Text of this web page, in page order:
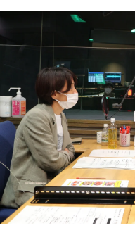
トピックス
TBS Podcast
お知らせ
イベント・グッズ
YouTube
会社情報